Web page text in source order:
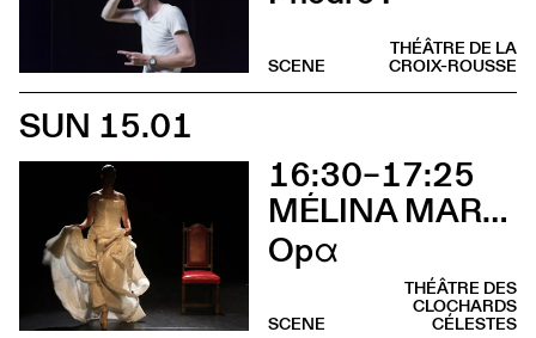
THÉÂTRE DE LA
CROIX-ROUSSE
SCENE
SUN 15.01
16:30–17:25
MÉLINA MARTIN
Opα
THÉÂTRE DES
CLOCHARDS
CÉLESTES
SCENE